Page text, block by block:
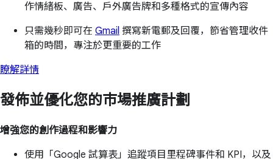
作情緒板、廣告、戶外廣告牌和多種格式的宣傳內容
只需幾秒即可在 Gmail 撰寫新電郵及回覆，節省管理收件
箱的時間，專注於更重要的工作
瞭解詳情
發佈並優化您的市場推廣計劃
增強您的創作過程和影響力
使用「Google 試算表」追蹤項目里程碑事件和 KPI，以及